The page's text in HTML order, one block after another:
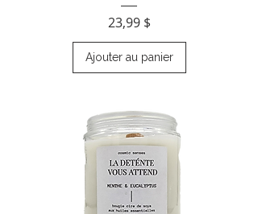
Prix
23,99 $
Ajouter au panier